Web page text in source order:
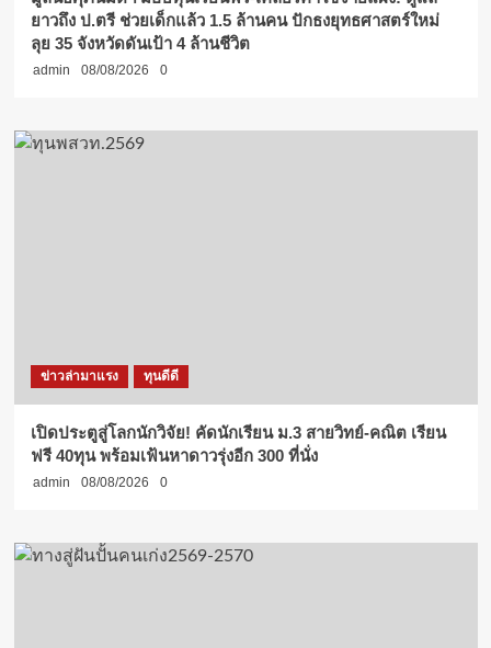
ยาวถึง ป.ตรี ช่วยเด็กแล้ว 1.5 ล้านคน ปักธงยุทธศาสตร์ใหม่
ลุย 35 จังหวัดดันเป้า 4 ล้านชีวิต
admin 08/08/2026 0
ข่าวล่ามาแรง ทุนดีดี
เปิดประตูสู่โลกนักวิจัย! คัดนักเรียน ม.3 สายวิทย์-คณิต เรียน
ฟรี 40ทุน พร้อมเฟ้นหาดาวรุ่งอีก 300 ที่นั่ง
admin 08/08/2026 0